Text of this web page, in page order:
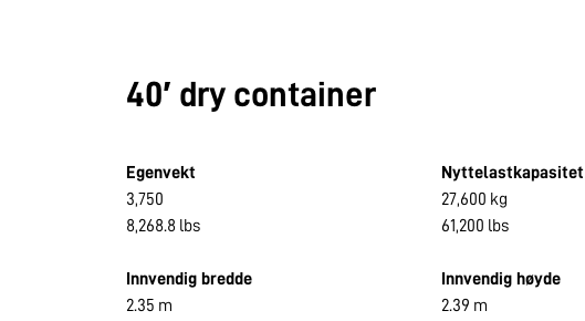
40′ dry container
Egenvekt
3,750
8,268.8 lbs
Nyttelastkapasitet
27,600 kg
61,200 lbs
Innvendig bredde
2.35 m
Innvendig høyde
2.39 m